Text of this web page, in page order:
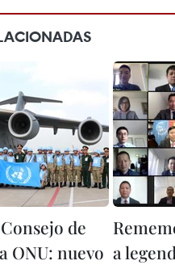
de
ONU: nuevo a